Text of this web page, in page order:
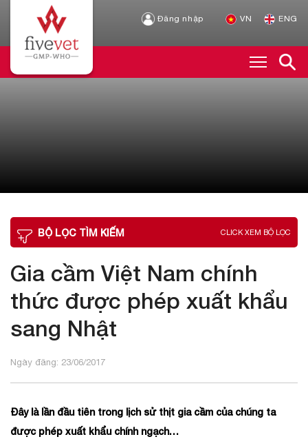
Đăng nhập VN ENG
BỘ LỌC TÌM KIẾM CLICK XEM BỘ LỌC
Gia cầm Việt Nam chính
thức được phép xuất khẩu
sang Nhật
Ngày đăng: 23/06/2017
Đây là lần đầu tiên trong lịch sử thịt gia cầm của chúng ta
được phép xuất khẩu chính ngạch…